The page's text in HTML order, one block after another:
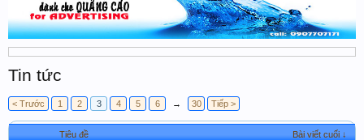
Tin tức
< Trước 1 2 3 4 5 6 → 30 Tiếp >
Tiêu đề Bài viết cuối ↓